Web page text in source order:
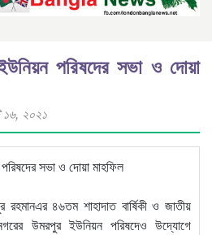
পরিষদের সভা ও দোয়া
১৬, ২০২১
রহমানএর ৪৬তম শাহাদাত বার্ষিকী ও জাতীয়
উমরপুর ইউনিয়ন পরিষদেও উদ্যোগে